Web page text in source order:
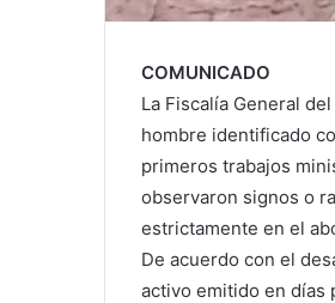
COMUNICADO
La Fiscalía General
hombre identificado
primeros trabajos
observaron signos o
estrictamente en el
De acuerdo con el
activo emitido en días